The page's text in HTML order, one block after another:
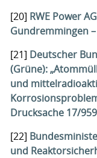
[20] RWE Power
Gundremmingen
[21] Deutscher
(Grüne):
und
Drucksache 17/
[22]
und